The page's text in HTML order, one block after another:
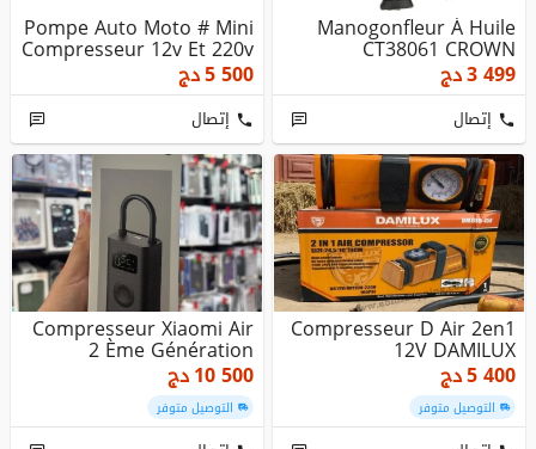
Manogonfleur À Huile
CT38061 CROWN
3 499دج
إتصال
Pompe Auto Moto # Mini
Compresseur 12v Et 220v
5 500دج
إتصال
Compresseur D Air 2en1
12V DAMILUX
5 400دج
التوصيل متوفر
Compresseur Xiaomi Air
2 Ème Génération
10 500دج
التوصيل متوفر